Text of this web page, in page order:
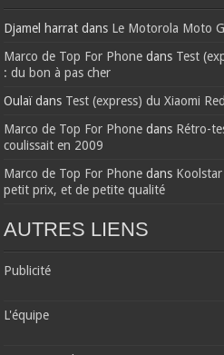
Djamel harrat dans Le Motorola Moto
Marco de Top For Phone dans Test
: du bon à pas cher
Oulaïdans Test (express) du Xiaomi
Marco de Top For Phone dans Rétro-
coulissait en 2009
Marco de Top For Phone dans
petit prix, et de petite qualité
AUTRES LIENS
Publicité
L'équipe